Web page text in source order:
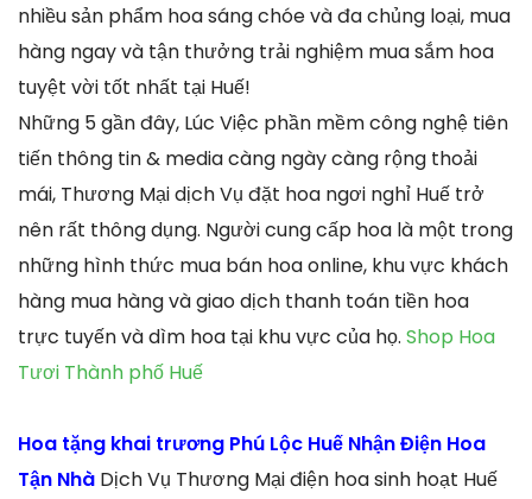
nhiều sản phẩm hoa sáng chóe và đa chủng loại, mua
hàng ngay và tận thưởng trải nghiệm mua sắm hoa
tuyệt vời tốt nhất tại Huế!
Những 5 gần đây, Lúc Việc phần mềm công nghệ tiên
tiến thông tin & media càng ngày càng rộng thoải
mái, Thương Mại dịch Vụ đặt hoa ngơi nghỉ Huế trở
nên rất thông dụng. Người cung cấp hoa là một trong
những hình thức mua bán hoa online, khu vực khách
hàng mua hàng và giao dịch thanh toán tiền hoa
trực tuyến và dìm hoa tại khu vực của họ. Shop Hoa
Tươi Thành phố Huế
Hoa tặng khai trương Phú Lộc Huế Nhận Điện Hoa
Tận Nhà Dịch Vụ Thương Mại điện hoa sinh hoạt Huế